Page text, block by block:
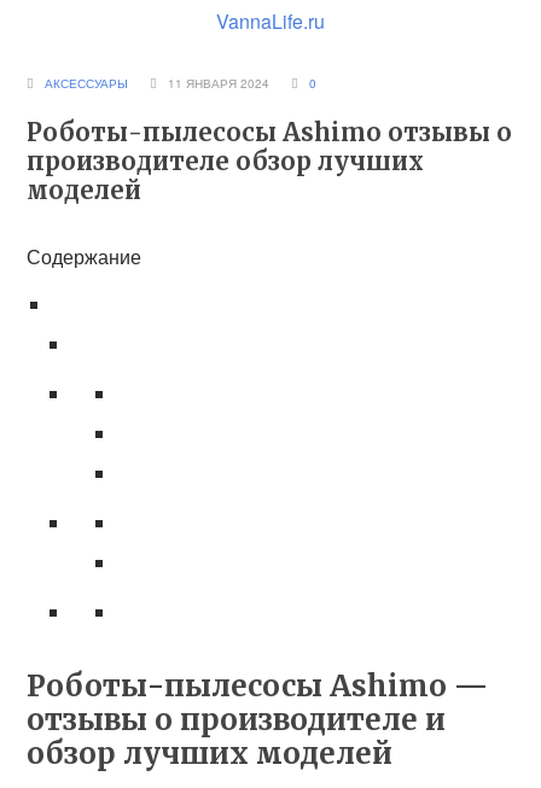
VannaLife.ru
АКСЕССУАРЫ 11 ЯНВАРЯ 2024 0
Роботы-пылесосы Ashimo отзывы о
производителе обзор лучших
моделей
Содержание
Роботы-пылесосы Ashimo —
отзывы о производителе и
обзор лучших моделей